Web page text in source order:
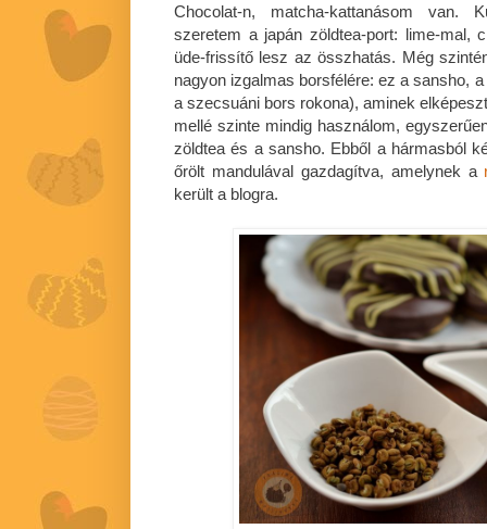
Chocolat-n, matcha-kattanásom van.
szeretem a japán zöldtea-port: lime-mal,
üde-frissítő lesz az összhatás. Még
nagyon izgalmas borsfélére: ez a sansho,
a szecsuáni bors rokona), aminek
mellé szinte mindig használom,
zöldtea és a sansho. Ebből a hármasból
őrölt mandulával gazdagítva, amelynek a
került a blogra.